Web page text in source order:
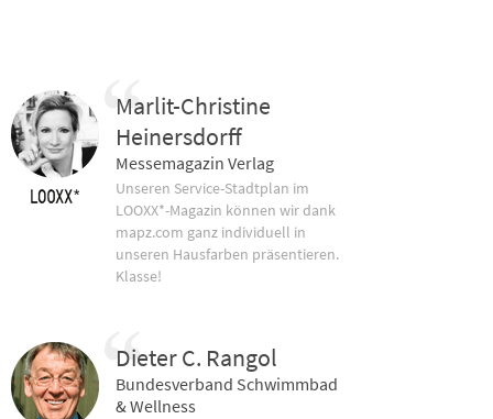
Marlit-Christine
Heinersdorff
Messemagazin Verlag
Unseren Service-Stadtplan im
LOOXX*-Magazin können wir dank
mapz.com ganz individuell in
unseren Hausfarben präsentieren.
Klasse!
Dieter C. Rangol
Bundesverband Schwimmbad
& Wellness